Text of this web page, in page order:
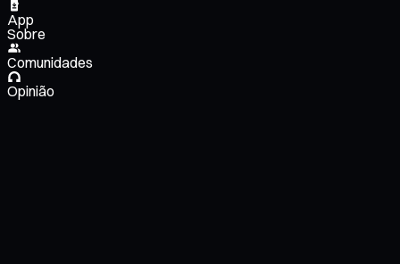
App
Sobre
Comunidades
Opinião